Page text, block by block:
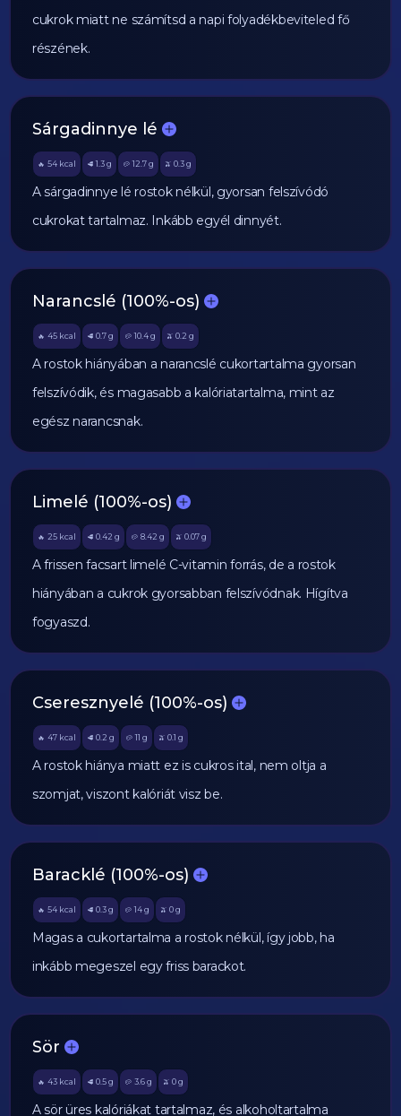
cukrok miatt ne számítsd a napi folyadékbeviteled fő
részének.
Sárgadinnye lé
🔥 54 kcal 🥩 1.3g 🥔 12.7 g 🫒 0.3g
A sárgadinnye lé rostok nélkül, gyorsan felszívódó
cukrokat tartalmaz. Inkább egyél dinnyét.
Narancslé (100%-os)
🔥 45 kcal 🥩 0.7g 🥔 10.4 g 🫒 0.2 g
A rostok hiányában a narancslé cukortartalma gyorsan
felszívódik, és magasabb a kalóriatartalma, mint az
egész narancsnak.
Limelé (100%-os)
🔥 25 kcal 🥩 0.42 g 🥔 8.42 g 🫒 0.07g
A frissen facsart limelé C-vitamin forrás, de a rostok
hiányában a cukrok gyorsabban felszívódnak. Hígítva
fogyaszd.
Cseresznyelé (100%-os)
🔥 47 kcal 🥩 0.2 g 🥔 11 g 🫒 0.1 g
A rostok hiánya miatt ez is cukros ital, nem oltja a
szomjat, viszont kalóriát visz be.
Baracklé (100%-os)
🔥 54 kcal 🥩 0.3g 🥔 14 g 🫒 0g
Magas a cukortartalma a rostok nélkül, így jobb, ha
inkább megeszel egy friss barackot.
Sör
🔥 43 kcal 🥩 0.5g 🥔 3.6 g 🫒 0g
A sör üres kalóriákat tartalmaz, és alkoholtartalma